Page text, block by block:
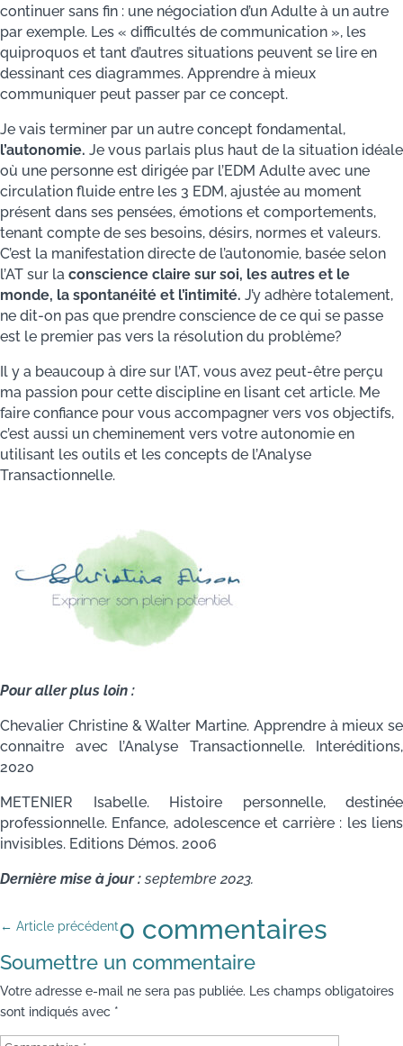
continuer sans fin : une négociation d’un Adulte à un autre
par exemple. Les « difficultés de communication », les
quiproquos et tant d’autres situations peuvent se lire en
dessinant ces diagrammes. Apprendre à mieux
communiquer peut passer par ce concept.
Je vais terminer par un autre concept fondamental,
l’autonomie. Je vous parlais plus haut de la situation idéale
où une personne est dirigée par l’EDM Adulte avec une
circulation fluide entre les 3 EDM, ajustée au moment
présent dans ses pensées, émotions et comportements,
tenant compte de ses besoins, désirs, normes et valeurs.
C’est la manifestation directe de l’autonomie, basée selon
l’AT sur la conscience claire sur soi, les autres et le
monde, la spontanéité et l’intimité. J’y adhère totalement,
ne dit-on pas que prendre conscience de ce qui se passe
est le premier pas vers la résolution du problème?
Il y a beaucoup à dire sur l’AT, vous avez peut-être perçu
ma passion pour cette discipline en lisant cet article. Me
faire confiance pour vous accompagner vers vos objectifs,
c’est aussi un cheminement vers votre autonomie en
utilisant les outils et les concepts de l’Analyse
Transactionnelle.
Pour aller plus loin :
Chevalier Christine & Walter Martine. Apprendre à mieux se
connaitre avec l’Analyse Transactionnelle. Interéditions,
2020
METENIER Isabelle. Histoire personnelle, destinée
professionnelle. Enfance, adolescence et carrière : les liens
invisibles. Editions Démos. 2006
Dernière mise à jour :septembre 2023.
← Article précédent0 commentaires
Soumettre un commentaire
Votre adresse e-mail ne sera pas publiée. Les champs obligatoires
sont indiqués avec *